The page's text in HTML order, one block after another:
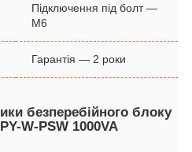
Підключення під болт ―
М6
Гарантія ― 2 роки
безперебійного блоку
W-PSW 1000VA